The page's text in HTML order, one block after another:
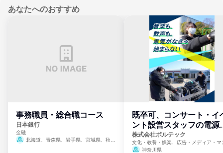
あなたへのおすすめ
事務職員・総合職コース
日本銀行
金融
北海道、青森県、岩手県、宮城県、秋田
既卒可、コンサート・イ
ント設営スタッフの電源
門
株式会社ボルテック
文化・教養・娯楽、広告・メディア・マ
ミ、電力・ガス・水道・エネルギー
神奈川県